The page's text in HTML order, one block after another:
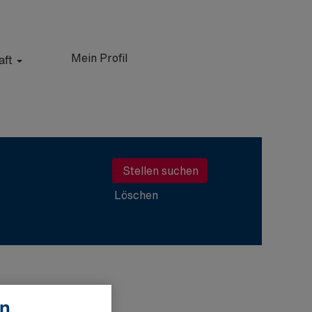
Mein Profil
Löschen